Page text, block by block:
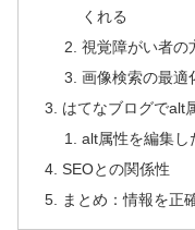
くれる
視覚障がい者の
画像検索の最適
はてなブログでalt
alt属性を編集し
SEOとの関係性
まとめ：情報を正